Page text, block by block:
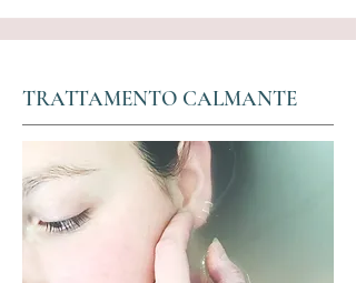
TRATTAMENTO CALMANTE